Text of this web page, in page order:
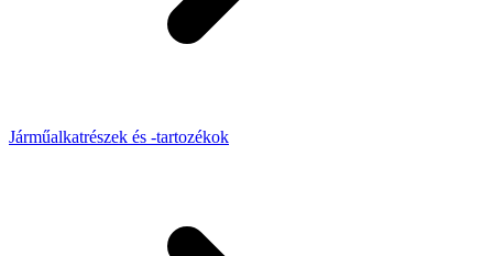
Járműalkatrészek és -tartozékok